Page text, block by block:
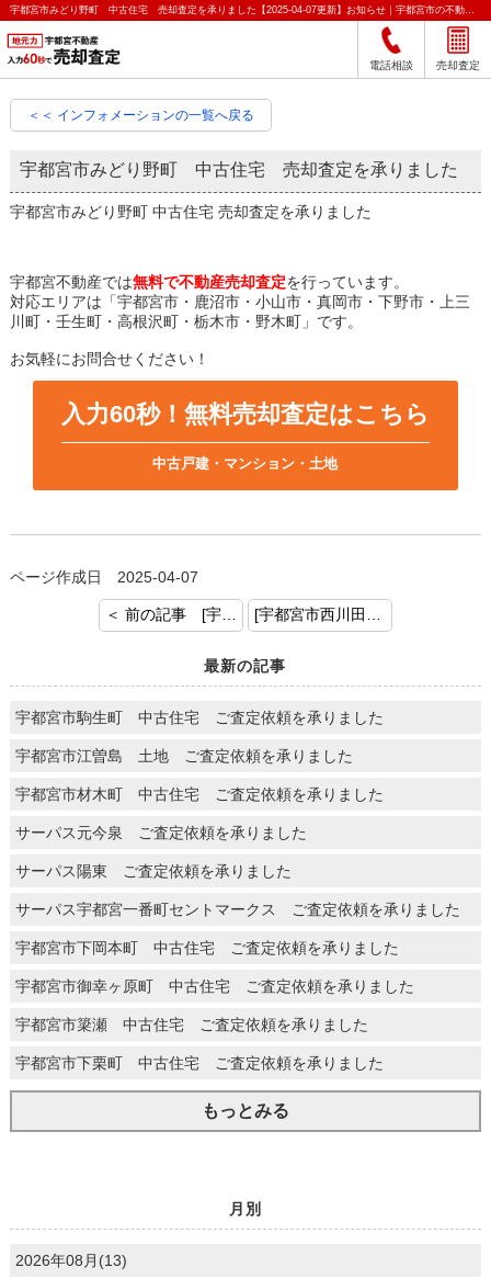
宇都宮市みどり野町 中古住宅 売却査定を承りました【2025-04-07更新】お知らせ｜宇都宮市の不動産をクイック売却査定｜宇都宮不動産
電話相談 売却査定
＜＜ インフォメーションの一覧へ戻る
宇都宮市みどり野町 中古住宅 売却査定を承りました
宇都宮市みどり野町 中古住宅 売却査定を承りました
宇都宮不動産では無料で不動産売却査定を行っています。
対応エリアは「宇都宮市・鹿沼市・小山市・真岡市・下野市・上三
川町・壬生町・高根沢町・栃木市・野木町」です。
お気軽にお問合せください！
入力60秒！無料売却査定はこちら
中古戸建・マンション・土地
ページ作成日 2025-04-07
＜ 前の記事 [宇都宮竹林町 中古戸建 ご契約おめでとうございます]
最新の記事
宇都宮市駒生町 中古住宅 ご査定依頼を承りました
宇都宮市江曽島 土地 ご査定依頼を承りました
宇都宮市材木町 中古住宅 ご査定依頼を承りました
サーパス元今泉 ご査定依頼を承りました
サーパス陽東 ご査定依頼を承りました
サーパス宇都宮一番町セントマークス ご査定依頼を承りました
宇都宮市下岡本町 中古住宅 ご査定依頼を承りました
宇都宮市御幸ヶ原町 中古住宅 ご査定依頼を承りました
宇都宮市簗瀬 中古住宅 ご査定依頼を承りました
宇都宮市下栗町 中古住宅 ご査定依頼を承りました
もっとみる
月別
2026年08月(13)